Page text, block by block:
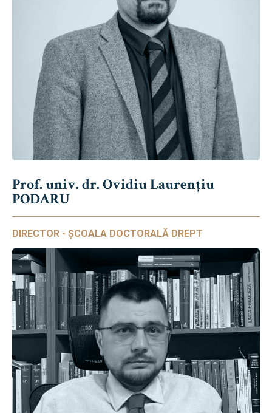
Prof. univ. dr. Ovidiu Laurențiu
PODARU
DIRECTOR - ȘCOALA DOCTORALĂ DREPT